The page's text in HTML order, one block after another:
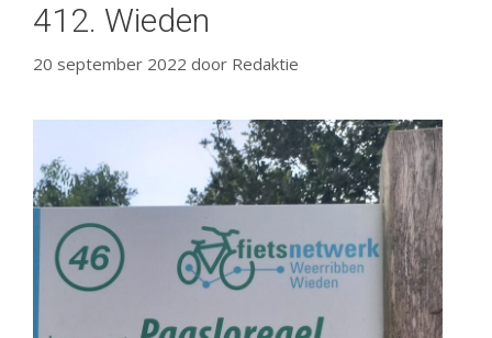
412. Wieden
20 september 2022 door Redaktie